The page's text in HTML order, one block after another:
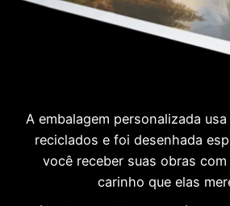
A embalagem personalizada
reciclados e foi desenhada
você receber suas obras
carinho que elas